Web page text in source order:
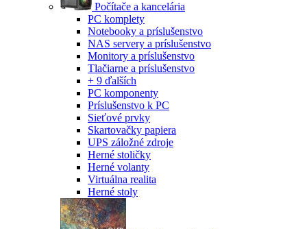
Počítače a kancelária
PC komplety
Notebooky a príslušenstvo
NAS servery a príslušenstvo
Monitory a príslušenstvo
Tlačiarne a príslušenstvo
+ 9 ďalších
PC komponenty
Príslušenstvo k PC
Sieťové prvky
Skartovačky papiera
UPS záložné zdroje
Herné stoličky
Herné volanty
Virtuálna realita
Herné stoly